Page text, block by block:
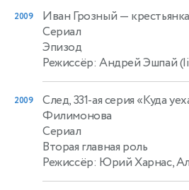
2009 Иван Грозный — крестьянка
Сериал
Эпизод
Режиссёр: Андрей Эшпай
2009 След, 331-ая серия «Куда
Филимонова
Сериал
Вторая главная роль
Режиссёр: Юрий Харнас,